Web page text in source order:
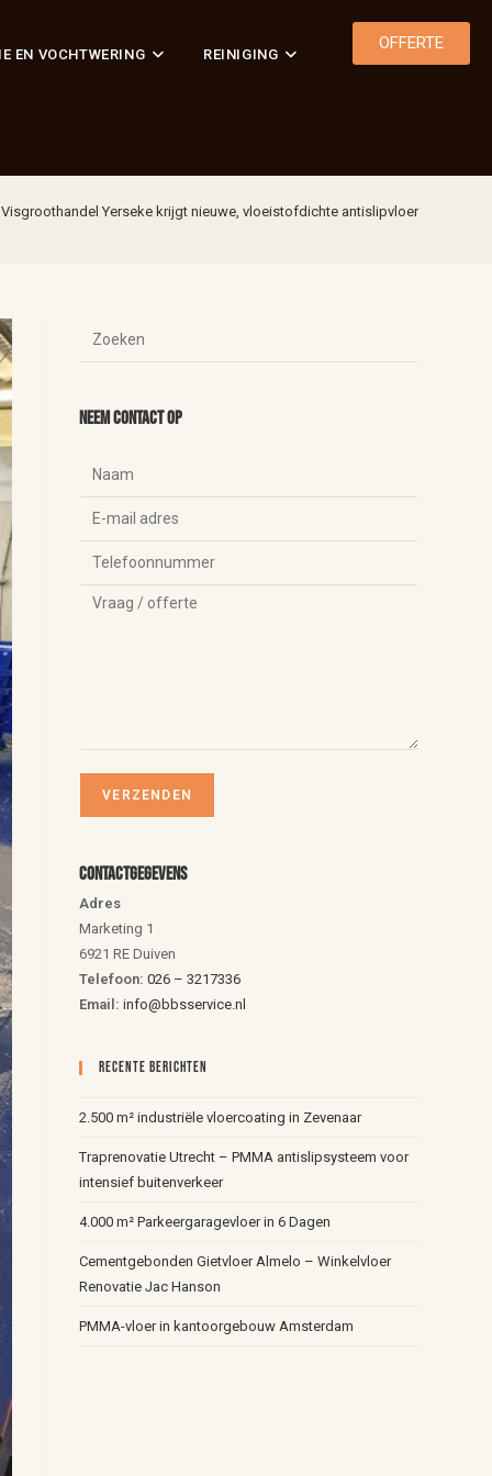
EN VOCHTWERING REINIGING
OFFERTE
Visgroothandel Yerseke krijgt nieuwe, vloeistofdichte antislipvloer
Neem contact op
Contactgegevens
Adres
Marketing 1
6921 RE Duiven
Telefoon:026 – 3217336
Email: info@bbsservice.nl
Recente Berichten
2.500 m² industriële vloercoating in Zevenaar
Traprenovatie Utrecht – PMMA antislipsysteem voor
intensief buitenverkeer
4.000 m² Parkeergaragevloer in 6 Dagen
Cementgebonden Gietvloer Almelo – Winkelvloer
Renovatie Jac Hanson
PMMA-vloer in kantoorgebouw Amsterdam